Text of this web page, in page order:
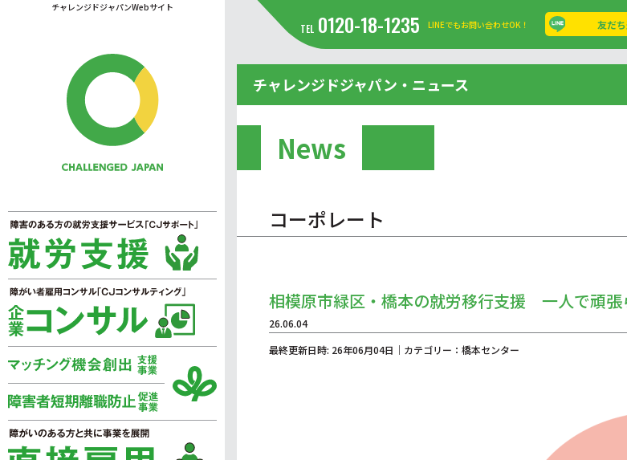
チャレンジドジャパンWebサイト
TEL 0120-18-1235 LINEでもお問い合わせOK！ 友だ
チャレンジドジャパン・ニュース
News
コーポレート
相模原市緑区・橋本の就労移行支援 一人で頑張
26.06.04
最終更新日時: 26年06月04日｜カテゴリー：橋本センター